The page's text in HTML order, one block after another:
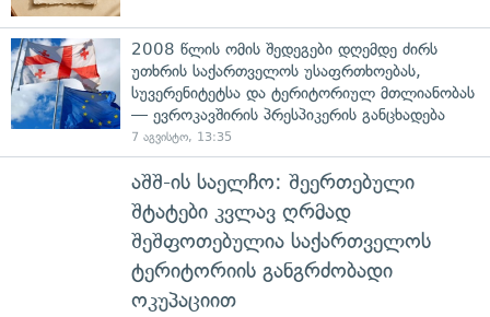
2008 წლის ომის შედეგები დღემდე ძირს
უთხრის საქართველოს უსაფრთხოებას,
სუვერენიტეტსა და ტერიტორიულ მთლიანობას
— ევროკავშირის პრესპიკერის განცხადება
7 აგვისტო, 13:35
აშშ-ის საელჩო: შეერთებული
შტატები კვლავ ღრმად
შეშფოთებულია საქართველოს
ტერიტორიის განგრძობადი
ოკუპაციით